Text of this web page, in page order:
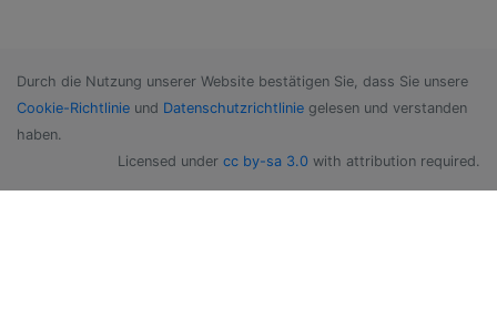
Durch die Nutzung unserer Website bestätigen Sie, dass Sie unsere
Cookie-Richtlinie und Datenschutzrichtlinie gelesen und verstanden
haben.
Licensed under cc by-sa 3.0 with attribution required.